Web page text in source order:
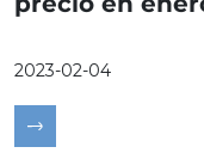
2023-02-04